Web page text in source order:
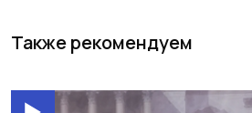
Также рекомендуем